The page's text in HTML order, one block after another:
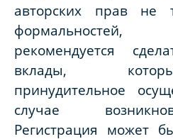
авторских прав не
формальностей,
рекомендуется
вклады,
принудительное
случае
Регистрация может